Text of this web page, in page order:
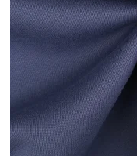
o
d
u
k
ů
s
p
o
d
u
k